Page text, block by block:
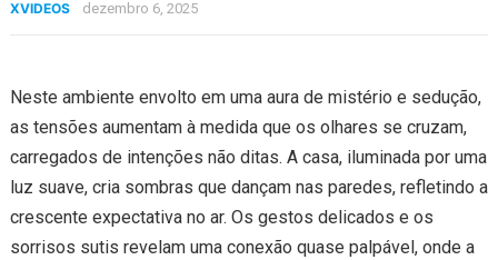
XVIDEOS dezembro 6, 2025
Neste ambiente envolto em uma aura de mistério e sedução,
as tensões aumentam à medida que os olhares se cruzam,
carregados de intenções não ditas. A casa, iluminada por uma
luz suave, cria sombras que dançam nas paredes, refletindo a
crescente expectativa no ar. Os gestos delicados e os
sorrisos sutis revelam uma conexão quase palpável, onde a